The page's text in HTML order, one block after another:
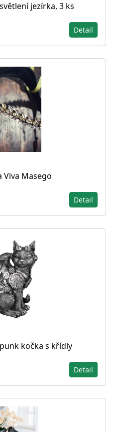
jezírka, 3 ks
Detail
Viva Masego
Detail
kočka s křídly
Detail